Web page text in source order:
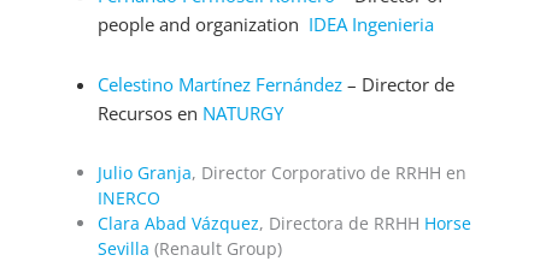
people and organization IDEA Ingenieria
Celestino Martínez Fernández – Director de
Recursos en NATURGY
Julio Granja, Director Corporativo de RRHH en
INERCO
Clara Abad Vázquez, Directora de RRHH Horse
Sevilla (Renault Group)